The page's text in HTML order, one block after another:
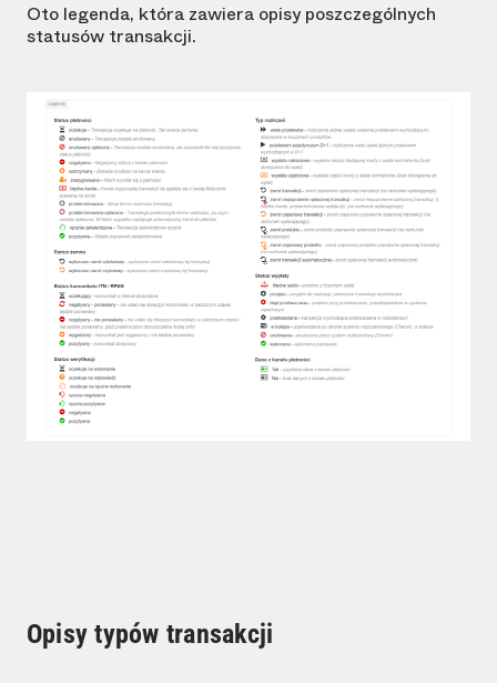
Oto legenda, która zawiera opisy poszczególnych
statusów transakcji.
Opisy typów transakcji